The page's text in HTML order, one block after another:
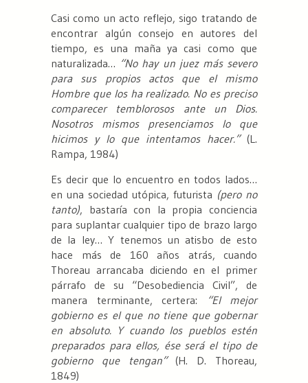
Casi como un acto reflejo, sigo tratando de
encontrar algún consejo en autores del
tiempo, es una maña ya casi como que
naturalizada… “No hay un juez más severo
para sus propios actos que el mismo
Hombre que los ha realizado. No es preciso
comparecer temblorosos ante un Dios.
Nosotros mismos presenciamos lo que
hicimos y lo que intentamos hacer.” (L.
Rampa, 1984)
Es decir que lo encuentro en todos lados…
en una sociedad utópica, futurista (pero no
tanto), bastaría con la propia conciencia
para suplantar cualquier tipo de brazo largo
de la ley… Y tenemos un atisbo de esto
hace más de 160 años atrás, cuando
Thoreau arrancaba diciendo en el primer
párrafo de su “Desobediencia Civil”, de
manera terminante, certera:
“El mejor
gobierno es el que no tiene que gobernar
en absoluto. Y cuando los pueblos estén
preparados para ellos, ése será el tipo de
gobierno que tengan”(H. D. Thoreau,
1849)